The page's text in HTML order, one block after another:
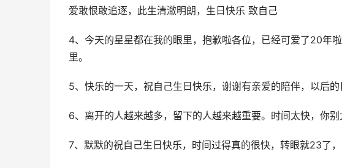
爱敢恨敢追逐，此生清澈明朗，生日快乐 致自己
4、今天的星星都在我的眼里，抱歉啦各位，已经可爱了20年
里。
5、快乐的一天，祝自己生日快乐，谢谢有亲爱的陪伴，以后
6、离开的人越来越多，留下的人越来越重要。时间太快，你
7、默默的祝自己生日快乐，时间过得真的很快，转眼就23了